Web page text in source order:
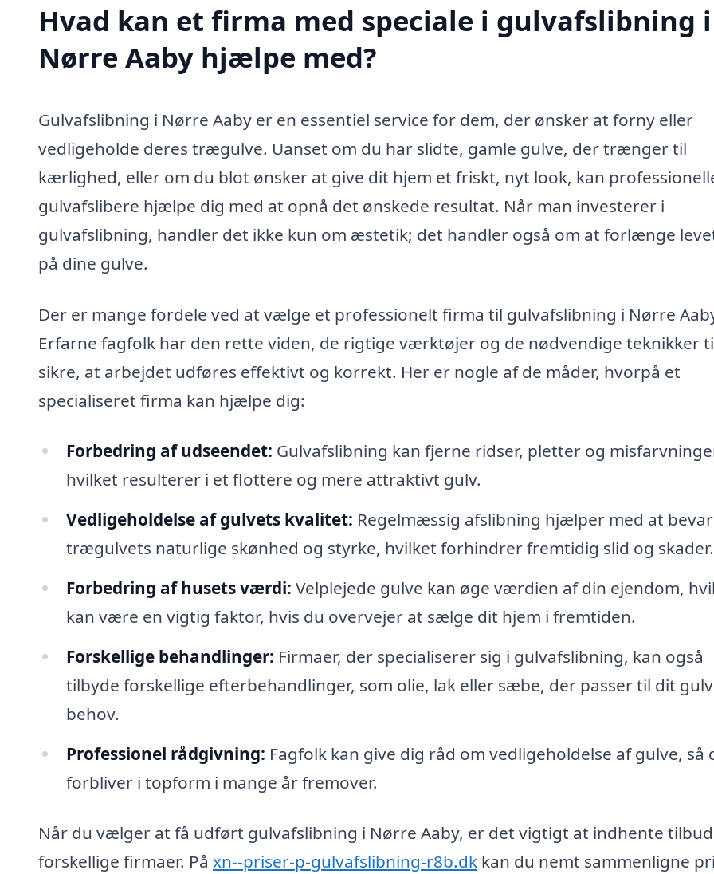
Hvad kan et firma med speciale i gulvafslibning i
Nørre Aaby hjælpe med?
Gulvafslibning i Nørre Aaby er en essentiel service for dem, der ønsker at forny eller
vedligeholde deres trægulve. Uanset om du har slidte, gamle gulve, der trænger til
kærlighed, eller om du blot ønsker at give dit hjem et friskt, nyt look, kan
gulvafslibere hjælpe dig med at opnå det ønskede resultat. Når man investerer i
gulvafslibning, handler det ikke kun om æstetik; det handler også om at forlænge
på dine gulve.
Der er mange fordele ved at vælge et professionelt firma til gulvafslibning i Nørre
Erfarne fagfolk har den rette viden, de rigtige værktøjer og de nødvendige teknikker
sikre, at arbejdet udføres effektivt og korrekt. Her er nogle af de måder, hvorpå et
specialiseret firma kan hjælpe dig:
Forbedring af udseendet: Gulvafslibning kan fjerne ridser, pletter og
hvilket resulterer i et flottere og mere attraktivt gulv.
Vedligeholdelse af gulvets kvalitet: Regelmæssig afslibning hjælper med at
trægulvets naturlige skønhed og styrke, hvilket forhindrer fremtidig slid og skader.
Forbedring af husets værdi: Velplejede gulve kan øge værdien af din ejendom,
kan være en vigtig faktor, hvis du overvejer at sælge dit hjem i fremtiden.
Forskellige behandlinger: Firmaer, der specialiserer sig i gulvafslibning, kan også
tilbyde forskellige efterbehandlinger, som olie, lak eller sæbe, der passer til dit
behov.
Professionel rådgivning: Fagfolk kan give dig råd om vedligeholdelse af gulve, så
forbliver i topform i mange år fremover.
Når du vælger at få udført gulvafslibning i Nørre Aaby, er det vigtigt at indhente
forskellige firmaer. På xn--priser-p-gulvafslibning-r8b.dk kan du nemt sammenligne